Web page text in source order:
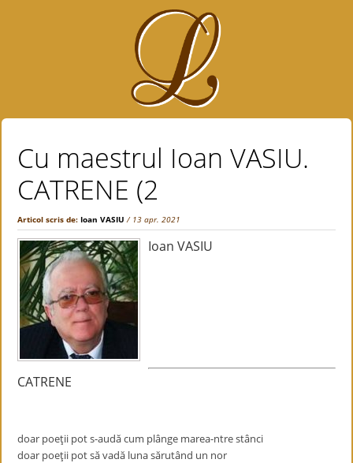
Cu maestrul Ioan VASIU.
CATRENE (2
Articol scris de:Ioan VASIU / 13 apr. 2021
Ioan VASIU
CATRENE
doar poeţii pot s-audă cum plânge marea-ntre stânci
doar poeţii pot să vadă luna sărutând un nor